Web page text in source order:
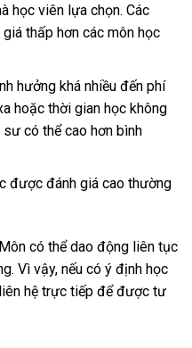
học viên lựa chọn. Các
thấp hơn các môn học
hưởng khá nhiều đến phí
hoặc thời gian học không
có thể cao hơn bình
được đánh giá cao thường
có thể dao động liên tục
Vì vậy, nếu có ý định học
hệ trực tiếp để được tư